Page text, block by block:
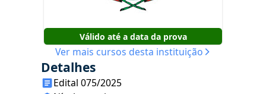
Válido até a data da prova
Ver mais cursos desta instituição
Detalhes
Edital 075/2025